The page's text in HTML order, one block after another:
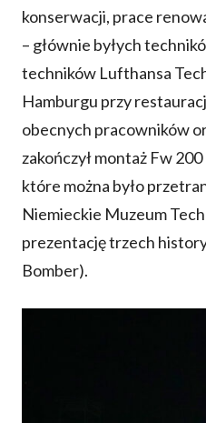
konserwacji, prace
– głównie byłych
techników Lufthansa
Hamburgu przy
obecnych pracowników
zakończył montaż Fw
które można było
Niemieckie Muzeum
prezentację trzech
Bomber).